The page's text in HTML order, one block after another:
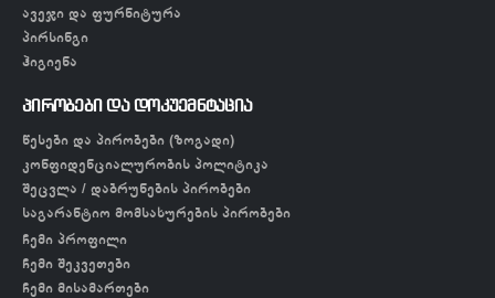
ავეჯი და ფურნიტურა
პირსინგი
ჰიგიენა
პირობები და დოკუემნტაცია
წესები და პირობები (ზოგადი)
კონფიდენციალურობის პოლიტიკა
შეცვლა / დაბრუნების პირობები
საგარანტიო მომსახურების პირობები
ჩემი პროფილი
ჩემი შეკვეთები
ჩემი მისამართები